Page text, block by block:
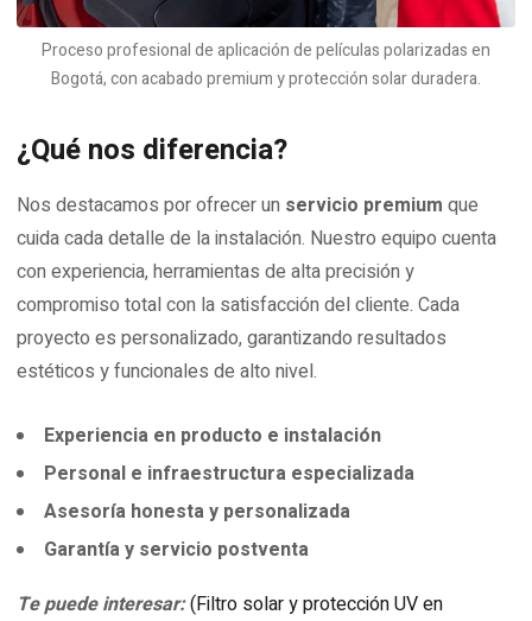
Proceso profesional de aplicación de películas polarizadas en
Bogotá, con acabado premium y protección solar duradera.
¿Qué nos diferencia?
Nos destacamos por ofrecer un servicio premium que
cuida cada detalle de la instalación. Nuestro equipo cuenta
con experiencia, herramientas de alta precisión y
compromiso total con la satisfacción del cliente. Cada
proyecto es personalizado, garantizando resultados
estéticos y funcionales de alto nivel.
Experiencia en producto e instalación
Personal e infraestructura especializada
Asesoría honesta y personalizada
Garantía y servicio postventa
Te puede interesar:(Filtro solar y protección UV en